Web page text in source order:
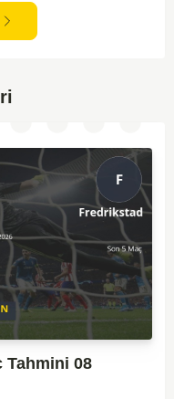
tarihsel rekabet dikkate
ve her iki tarafın da gol
zaafları ve VPS'nin hızlı
Tahmini 08